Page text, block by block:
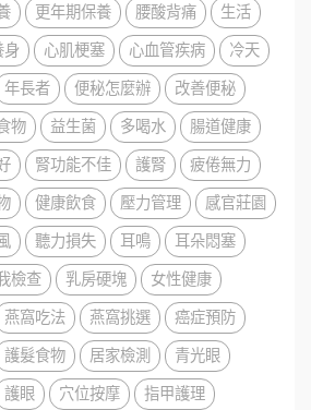
更年期保養 腰酸背痛
生活
身 心肌梗塞 心血管疾病
冷天
年長者 便秘怎麼辦
改善便秘
物 益生菌 多喝水
腸道健康
腎功能不佳 護腎
疲倦無力
健康飲食 壓力管理
感官莊園
聽力損失 耳鳴
耳朵悶塞
檢查 乳房硬塊
女性健康
燕窩吃法 燕窩挑選
癌症預防
護髮食物 居家檢測
青光眼
護眼 穴位按摩
指甲護理